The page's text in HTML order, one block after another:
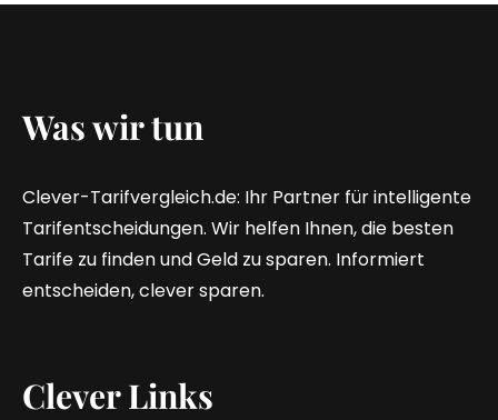
Was wir tun
Clever-Tarifvergleich.de: Ihr Partner für intelligente
Tarifentscheidungen. Wir helfen Ihnen, die besten
Tarife zu finden und Geld zu sparen. Informiert
entscheiden, clever sparen.
Clever Links